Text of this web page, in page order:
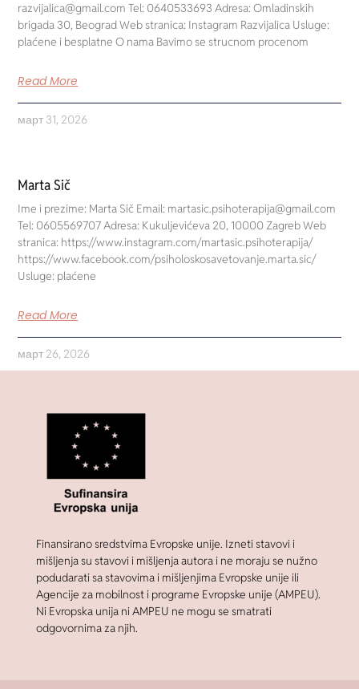
razvijalica@gmail.com Tel: 0640533693 Adresa: Omladinskih
brigada 30, Beograd Web stranica: Instagram Razvijalica Usluge:
plaćene i besplatne O nama Bavimo se strucnom procenom
Read More
март 31, 2026
Marta Sič
Ime i prezime: Marta Sič Email: martasic.psihoterapija@gmail.com
Tel: 0605569707 Adresa: Kukuljevićeva 20, 10000 Zagreb Web
stranica: https://www.instagram.com/martasic.psihoterapija/
https://www.facebook.com/psiholoskosavetovanje.marta.sic/
Usluge: plaćene
Read More
март 26, 2026
Finansirano sredstvima Evropske unije. Izneti stavovi i
mišljenja su stavovi i mišljenja autora i ne moraju se nužno
podudarati sa stavovima i mišljenjima Evropske unije ili
Agencije za mobilnost i programe Evropske unije (AMPEU).
Ni Evropska unija ni AMPEU ne mogu se smatrati
odgovornima za njih.